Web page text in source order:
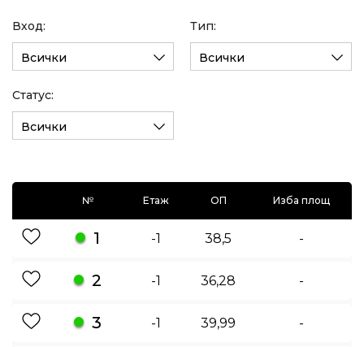
Вход:
Всички
Тип:
Всички
Статус:
Всички
№ Етаж ОП Изба площ
1 -1 38,5 -
2 -1 36,28 -
3 -1 39,99 -